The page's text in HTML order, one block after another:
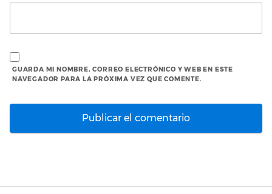
GUARDA MI NOMBRE, CORREO ELECTRÓNICO Y WEB EN ESTE
NAVEGADOR PARA LA PRÓXIMA VEZ QUE COMENTE.